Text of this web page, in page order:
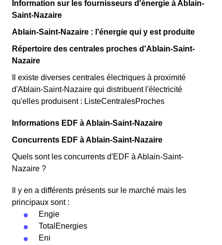
Information sur les fournisseurs d'énergie à Ablain-
Saint-Nazaire
Ablain-Saint-Nazaire : l'énergie qui y est produite
Répertoire des centrales proches d'Ablain-Saint-
Nazaire
Il existe diverses centrales électriques à proximité
d'Ablain-Saint-Nazaire qui distribuent l'électricité
qu'elles produisent : ListeCentralesProches
Informations EDF à Ablain-Saint-Nazaire
Concurrents EDF à Ablain-Saint-Nazaire
Quels sont les concurrents d'EDF à Ablain-Saint-
Nazaire ?
Il y en a différents présents sur le marché mais les
principaux sont :
Engie
TotalEnergies
Eni